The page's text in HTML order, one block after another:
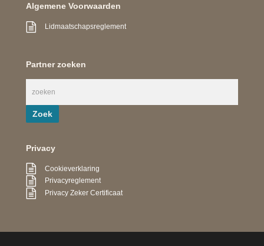
Algemene Voorwaarden
Lidmaatschapsreglement
Partner zoeken
Privacy
Cookieverklaring
Privacyreglement
Privacy Zeker Certificaat